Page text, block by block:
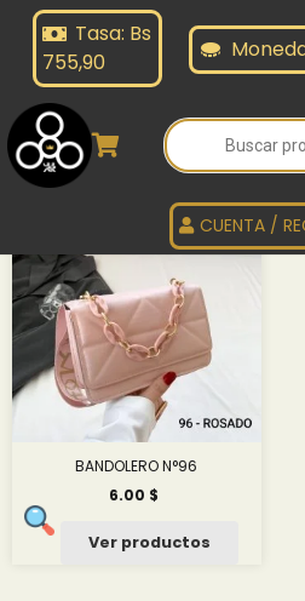
Tasa: Bs
755,90
Búsqueda
de
productos
CUENTA /
BANDOLERO
BANDOLERO N°96
6.00 $
Ver productos